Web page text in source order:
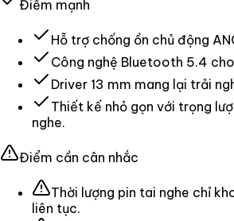
Điểm mạnh
Hỗ trợ chống ồn chủ động
Công nghệ Bluetooth 5.4
Driver 13 mm mang lại trải
Thiết kế nhỏ gọn với trọng
nghe.
Điểm cần cân nhắc
Thời lượng pin tai nghe chỉ
liên tục.